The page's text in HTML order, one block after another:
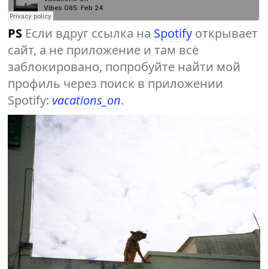
PS Если вдруг ссылка на Spotify открывает
сайт, а не приложение и там всё
заблокировано, попробуйте найти мой
профиль через поиск в приложении
Spotify: vacations_on.